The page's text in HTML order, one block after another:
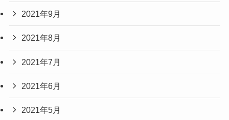
2021年9月
2021年8月
2021年7月
2021年6月
2021年5月